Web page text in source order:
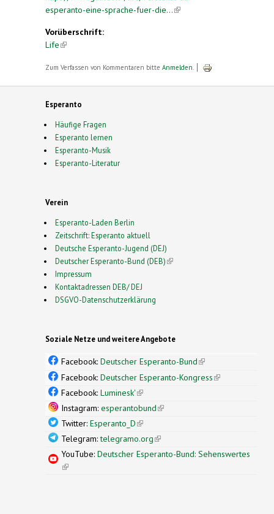
esperanto-eine-sprache-fuer-die...(link is
Vorüberschrift:
Life(link is external)
Zum Verfassen von Kommentaren bitte Anmelden
Esperanto
Häufige Fragen
Esperanto lernen
Esperanto-Musik
Esperanto-Literatur
Verein
Esperanto-Laden Berlin
Zeitschrift: Esperanto aktuell
Deutsche Esperanto-Jugend (DEJ)
Deutscher Esperanto-Bund (DEB)(link is external)
Impressum
Kontaktadressen DEB/ DEJ
DSGVO-Datenschutzerklärung
Soziale Netze und weitere Angebote
Facebook: Deutscher Esperanto-Bund(link is
external)
Facebook: Deutscher Esperanto-Kongress(link is
Facebook: Luminesk'(link is external)
Instagram: esperantobund(link is external)
Twitter: Esperanto_D(link is external)
Telegram:telegramo.org(link is external)
YouTube: Deutscher Esperanto-Bund: Sehenswertes
(link is external)